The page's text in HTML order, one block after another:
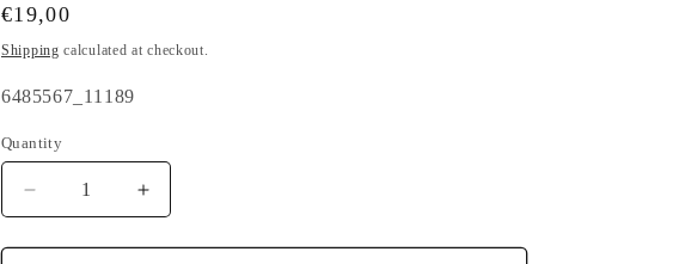
Regular
price
€19,00
Shipping calculated at checkout.
SKU:
6485567_11189
Quantity
Quantity
Decrease
quantity
for
Increase
quantity
for